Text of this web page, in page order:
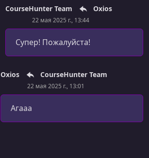
CourseHunter Team Oxios
22 мая 2025 г., 13:44
Супер! Пожалуйста!
Oxios CourseHunter Team
22 мая 2025 г., 13:01
Агааа